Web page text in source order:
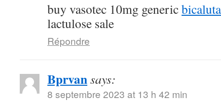
buy vasotec 10mg generic
lactulose sale
Répondre
Bprvansays:
8 septembre 2023 at 13 h 42 min